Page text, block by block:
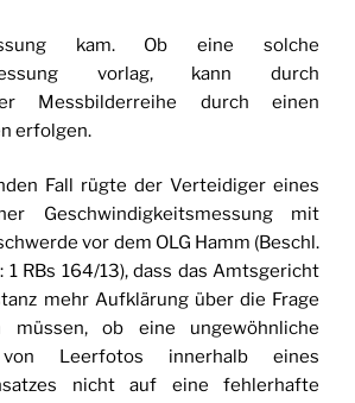
kam. Ob eine solche
vorlag, kann durch
Messbilderreihe durch einen
erfolgen.
Fall rügte der Verteidiger eines
Geschwindigkeitsmessung mit
vor dem OLG Hamm (Beschl.
1 RBs 164/13), dass das Amtsgericht
mehr Aufklärung über die Frage
müssen, ob eine ungewöhnliche
von Leerfotos innerhalb eines
nicht auf eine fehlerhafte